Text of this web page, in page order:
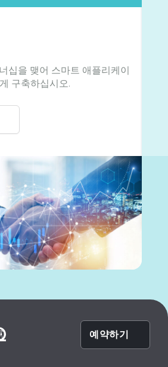
십을 맺어 스마트 애플리케이
구축하십시오.
예약하기